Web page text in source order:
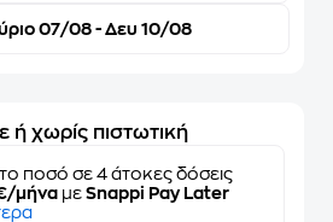
07/08 - Δευ 10/08
ή χωρίς πιστωτική
ποσό σε 4 άτοκες δόσεις
μήνα με Snappi Pay Later